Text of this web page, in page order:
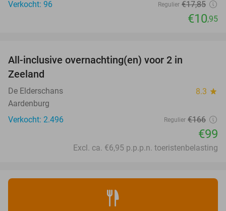
Verkocht: 96
Regulier €17,85
€10,95
All-inclusive overnachting(en) voor 2 in
Zeeland
De Elderschans 8.3 star
Aardenburg
Verkocht: 2.496
Regulier €166
€99
Excl. ca. €6,95 p.p.p.n. toeristenbelasting